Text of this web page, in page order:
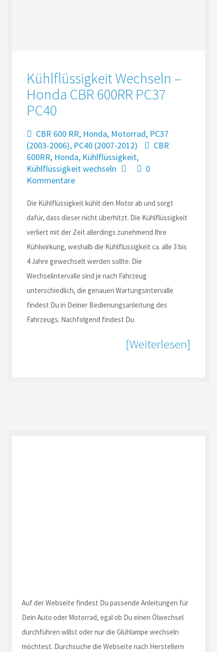
Kühlflüssigkeit Wechseln –
Honda CBR 600RR PC37
PC40
CBR 600 RR, Honda, Motorrad, PC37
(2003-2006), PC40 (2007-2012)
CBR
600RR, Honda, Kühlflüssigkeit,
Kühlflüssigkeit wechseln
0
Kommentare
Die Kühlflüssigkeit kühlt den Motor ab und sorgt
dafür, dass dieser nicht überhitzt. Die Kühlflüssigkeit
verliert mit der Zeit allerdings zunehmend Ihre
Kühlwirkung, weshalb die Kühlflüssigkeit ca. alle 3 bis
4 Jahre gewechselt werden sollte. Die
Wechselintervalle sind je nach Fahrzeug
unterschiedlich, die genauen Wartungsintervalle
findest Du in Deiner Bedienungsanleitung des
Fahrzeugs. Nachfolgend findest Du
[Weiterlesen]
Auf der Webseite findest Du passende Anleitungen für
Dein Auto oder Motorrad, egal ob Du einen Ölwechsel
durchführen willst oder nur die Glühlampe wechseln
möchtest. Durchsuche die Webseite nach Herstellern